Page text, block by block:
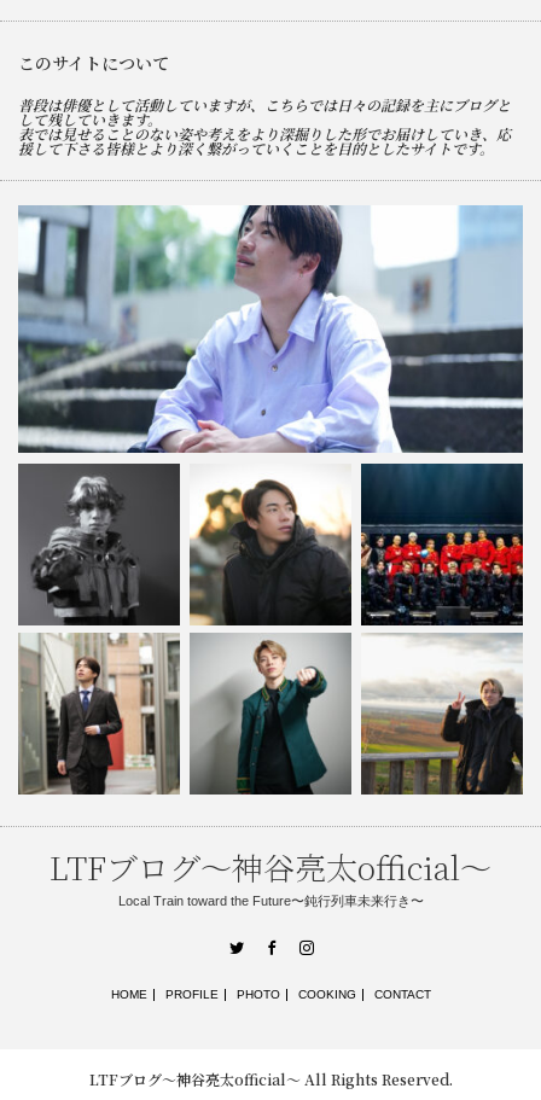
このサイトについて
普段は俳優として活動していますが、こちらでは日々の記録を主にブログと
して残していきます。
表では見せることのない姿や考えをより深掘りした形でお届けしていき、応
援して下さる皆様とより深く繋がっていくことを目的としたサイトです。
LTFブログ〜神谷亮太official〜
Local Train toward the Future〜鈍行列車未来行き〜
TwitterFacebook
HOME PROFILE PHOTO COOKING CONTACT
LTFブログ〜神谷亮太official〜 All Rights Reserved.